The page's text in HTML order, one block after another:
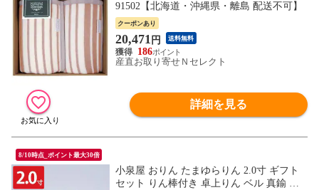
91502【北海道・沖縄県・離島 配送不可】
クーポンあり
20,471 円 送料無料
186
産直お取り寄せＮセレクト
詳細を見る
8/10時点_ポイント最大30倍
小泉屋 おりん たまゆらりん 2.0寸 ギフト
セット りん棒付き 卓上りん ベル 真鍮 り